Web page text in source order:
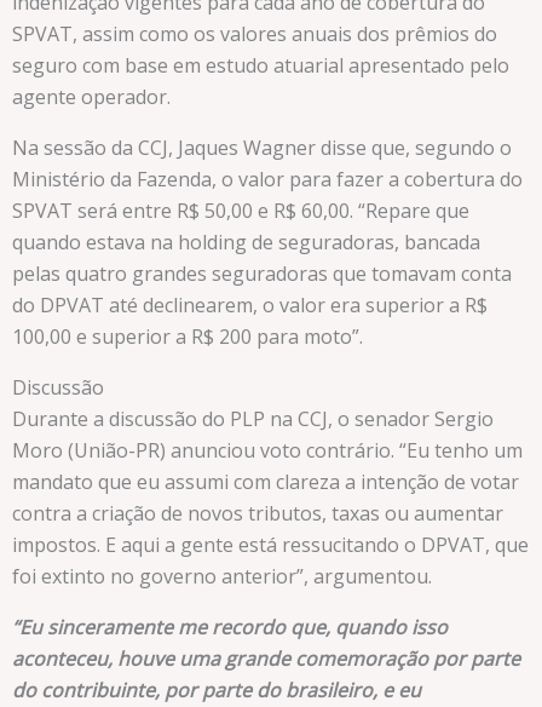
SPVAT, assim como os valores anuais dos prêmios do
seguro com base em estudo atuarial apresentado pelo
agente operador.
Na sessão da CCJ, Jaques Wagner disse que, segundo o
Ministério da Fazenda, o valor para fazer a cobertura do
SPVAT será entre R$ 50,00 e R$ 60,00. “Repare que
quando estava na holding de seguradoras, bancada
pelas quatro grandes seguradoras que tomavam conta
do DPVAT até declinearem, o valor era superior a R$
100,00 e superior a R$ 200 para moto”.
Discussão
Durante a discussão do PLP na CCJ, o senador Sergio
Moro (União-PR) anunciou voto contrário. “Eu tenho um
mandato que eu assumi com clareza a intenção de votar
contra a criação de novos tributos, taxas ou aumentar
impostos. E aqui a gente está ressucitando o DPVAT, que
foi extinto no governo anterior”, argumentou.
“Eu sinceramente me recordo que, quando isso
aconteceu, houve uma grande comemoração por parte
do contribuinte, por parte do brasileiro, e eu